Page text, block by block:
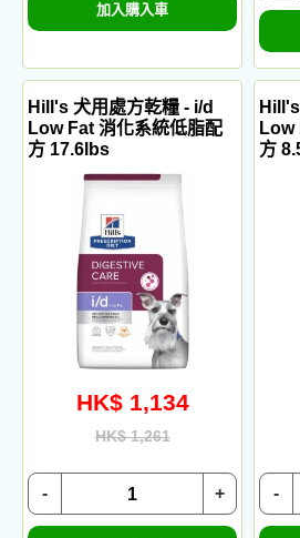
加入購入車
Hill's 犬用處方乾糧 - i/d
Low Fat 消化系統低脂配
方 17.6lbs
HK$ 1,134
HK$ 1,261
+
-
Low
方
-